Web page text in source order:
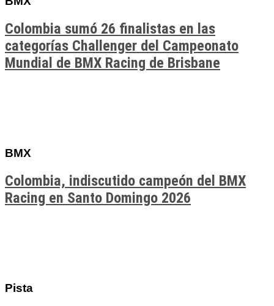
Colombia sumó 26 finalistas en las
categorías Challenger del Campeonato
Mundial de BMX Racing de Brisbane
BMX
Colombia, indiscutido campeón del BMX
Racing en Santo Domingo 2026
Pista